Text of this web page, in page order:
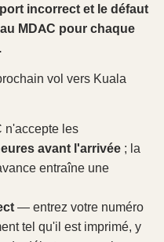
incorrect et le défaut
MDAC pour chaque
vol vers Kuala
les
avant l'arrivée ; la
entraîne une
— entrez votre numéro
tel qu'il est imprimé, y